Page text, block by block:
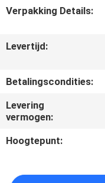
VERZOEK
EEN
SITEMAP
PRIVACY
Verpakking Details:
Levertijd:
Betalingscondities:
Levering
vermogen:
Hoogtepunt: